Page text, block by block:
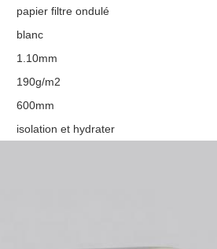
papier filtre ondulé
blanc
1.10mm
190g/m2
600mm
isolation et hydrater